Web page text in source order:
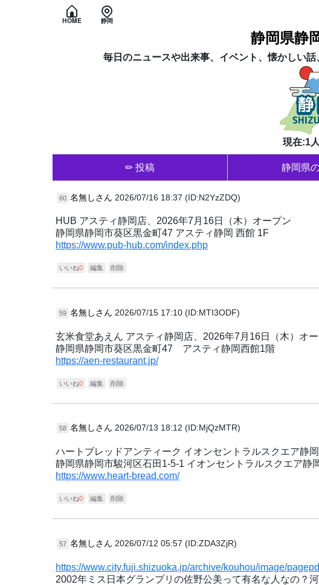
HOME 静岡
静岡県静
毎日のニュースや出来事、イベント、懐かしい
現在:1
✏ 投稿 静岡県
60 名無しさん 2026/07/16 18:37 (ID:N2YzZDQ)
HUB アスティ静岡店、2026年7月16日（木）オープン
静岡県静岡市葵区黒金町47 アスティ静岡 西館 1F
https://www.pub-hub.com/index.php
いいね0 編集 削除
59 名無しさん 2026/07/15 17:10 (ID:MTI3ODF)
玄米食堂あえん アスティ静岡店、2026年7月16日（木）オ
静岡県静岡市葵区黒金町47 アスティ静岡西館1階
https://aen-restaurant.jp/
いいね0 編集 削除
58 名無しさん 2026/07/13 18:12 (ID:MjQzMTR)
ハートブレッドアンティーク イオンセントラルスクエア静
静岡県静岡市駿河区石田1-5-1 イオンセントラルスクエア静
https://www.heart-bread.com/
いいね0 編集 削除
57 名無しさん 2026/07/12 05:57 (ID:ZDA3ZjR)
https://www.city.fuji.shizuoka.jp/archive/kouhou/image/
2002年ミス日本グランプリの佐野公美って有名な人なの？